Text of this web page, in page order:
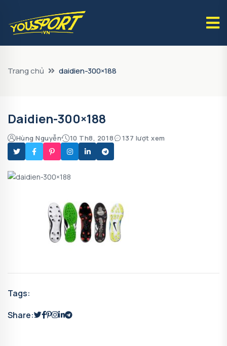
Trang chủ daidien-300×188
Daidien-300×188
Hùng Nguyễn 10 Th8, 2018 137 lượt xem
Tags:
Share: